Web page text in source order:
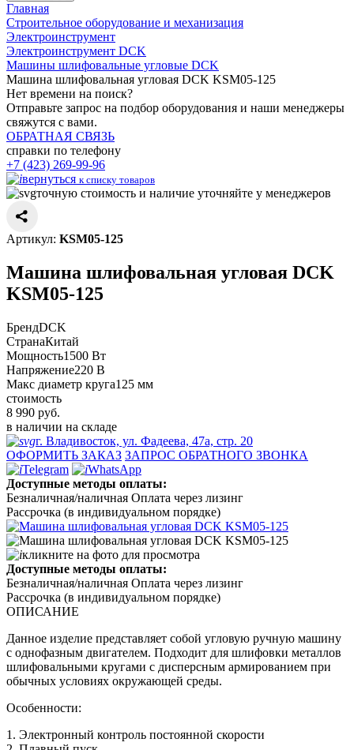
Главная
Строительное оборудование и механизация
Электроинструмент
Электроинструмент DCK
Машины шлифовальные угловые DCK
Машина шлифовальная угловая DCK KSM05-125
Нет времени на поиск?
Отправьте запрос на подбор оборудования и наши менеджеры
свяжутся с вами.
ОБРАТНАЯ СВЯЗЬ
справки по телефону
+7 (423) 269-99-96
вернуться к списку товаров
точную стоимость и наличие уточняйте у менеджеров
Артикул: KSM05-125
Машина шлифовальная угловая DCK
KSM05-125
БрендDCK
СтранаКитай
Мощность1500 Вт
Напряжение220 В
Макс диаметр круга125 мм
стоимость
8 990 руб.
в наличии на складе
г. Владивосток, ул. Фадеева, 47а, стр. 20
ОФОРМИТЬ ЗАКАЗ ЗАПРОС ОБРАТНОГО ЗВОНКА
Telegram
WhatsApp
Доступные методы оплаты:
Безналичная/наличная Оплата через лизинг
Рассрочка (в индивидуальном порядке)
кликните на фото для просмотра
Доступные методы оплаты:
Безналичная/наличная Оплата через лизинг
Рассрочка (в индивидуальном порядке)
ОПИСАНИЕ
Данное изделие представляет собой угловую ручную машину
с однофазным двигателем. Подходит для шлифовки металлов
шлифовальными кругами с дисперсным армированием при
обычных условиях окружающей среды.
Особенности:
1. Электронный контроль постоянной скорости